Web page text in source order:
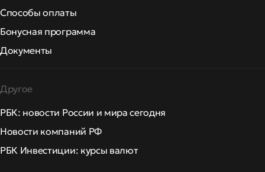
Способы оплаты
Бонусная программа
Документы
Другое
РБК: новости России и мира сегодня
Новости компаний РФ
РБК Инвестиции: курсы валют